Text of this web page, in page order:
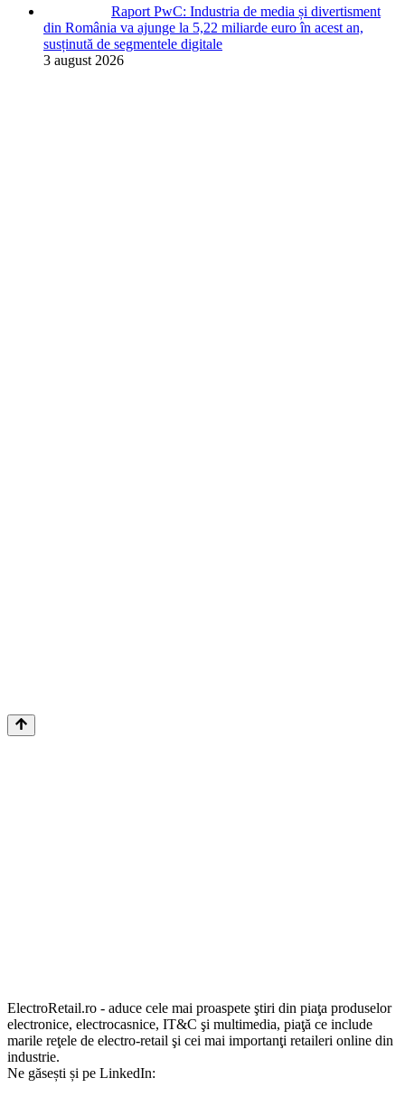
Raport PwC: Industria de media și divertisment
din România va ajunge la 5,22 miliarde euro în acest an,
susținută de segmentele digitale
3 august 2026
ElectroRetail.ro - aduce cele mai proaspete ştiri din piaţa produselor
electronice, electrocasnice, IT&C şi multimedia, piaţă ce include
marile reţele de electro-retail şi cei mai importanţi retaileri online din
industrie.
Ne găsești și pe LinkedIn: